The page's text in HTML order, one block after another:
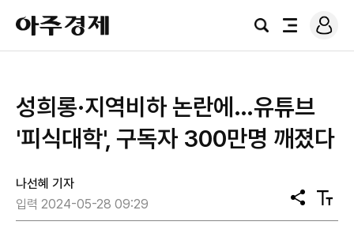
아
주
경
검
전
로
그
성희롱·지역비하 논란에…유튜브
'피식대학', 구독자 300만명 깨졌다
나선혜 기자
입력 2024-05-28 09:29
공
유
텍
스